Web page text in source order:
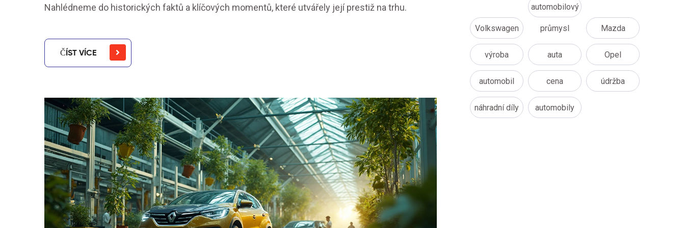
Nahlédneme do historických faktů a klíčových momentů, které utvářely její prestiž na trhu.
ČÍST VÍCE
Volkswagen
automobilový
průmysl Mazda
výroba auta Opel
automobil cena údržba
náhradní díly automobily